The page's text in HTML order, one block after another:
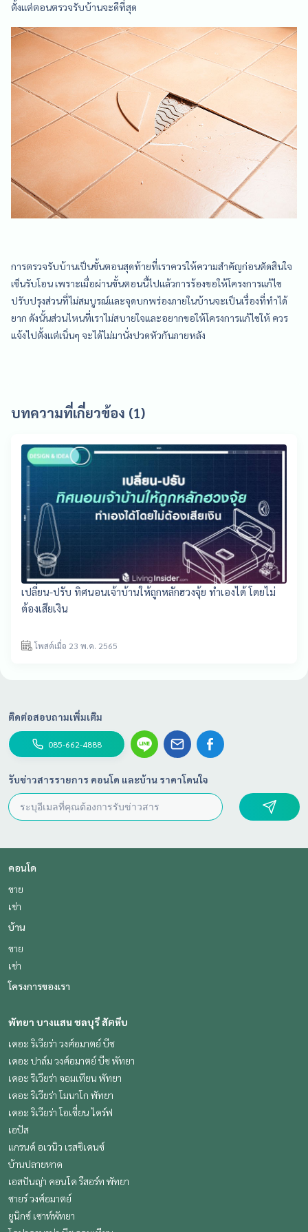
ตั้งแต่ตอนตรวจรับบ้านจะดีที่สุด
การตรวจรับบ้านเป็นขั้นตอนสุดท้ายที่เราควรให้ความสำคัญก่อนตัดสินใจ
เซ็นรับโอน เพราะเมื่อผ่านขั้นตอนนี้ไปแล้วการร้องขอให้โครงการแก้ไข
ปรับปรุงส่วนที่ไม่สมบูรณ์และจุดบกพร่องภายในบ้านจะเป็นเรื่องที่ทำได้
ยาก ดังนั้นส่วนไหนที่เราไม่สบายใจและอยากขอให้โครงการแก้ไขให้ ควร
แจ้งไปตั้งแต่เนิ่นๆ จะได้ไม่มานั่งปวดหัวกันภายหลัง
บทความที่เกี่ยวข้อง (1)
เปลี่ยน-ปรับ ทิศนอนเจ้าบ้านให้ถูกหลักฮวงจุ้ย ทำเองได้ โดยไม่
ต้องเสียเงิน
โพสต์เมื่อ 23 พ.ค. 2565
ติดต่อสอบถามเพิ่มเติม
085-662-4888
รับข่าวสารรายการ คอนโด และบ้าน ราคาโดนใจ
คอนโด
ขาย
เช่า
บ้าน
ขาย
เช่า
โครงการของเรา
พัทยา บางแสน ชลบุรี สัตหีบ
เดอะ ริเวียร่า วงศ์อมาตย์ บีช
เดอะ ปาล์ม วงศ์อมาตย์ บีช พัทยา
เดอะ ริเวียร่า จอมเทียน พัทยา
เดอะ ริเวียร่า โมนาโก พัทยา
เดอะ ริเวียร่า โอเชี่ยน ไดร์ฟ
เอปัส
แกรนด์ อเวนิว เรสซิเดนซ์
บ้านปลายหาด
เอสปันญ่า คอนโด รีสอร์ท พัทยา
ซายร์ วงศ์อมาตย์
ยูนิกซ์ เซาท์พัทยา